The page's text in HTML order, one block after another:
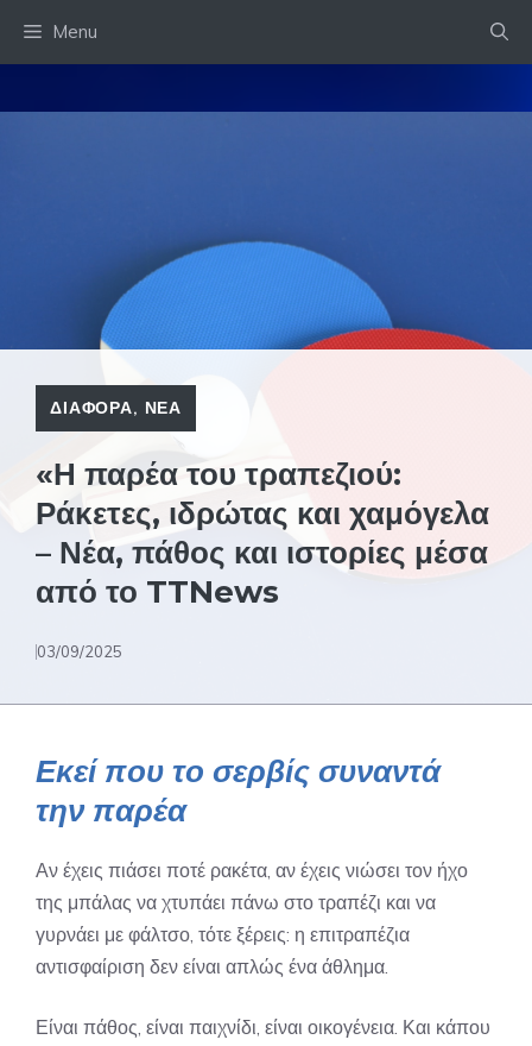
Menu
ΔΙΑΦΟΡΑ, ΝΕΑ
«Η παρέα του τραπεζιού:
Ράκετες, ιδρώτας και χαμόγελα
– Νέα, πάθος και ιστορίες μέσα
από το TTNews
03/09/2025
Εκεί που το σερβίς συναντά
την παρέα
Αν έχεις πιάσει ποτέ ρακέτα, αν έχεις νιώσει τον ήχο
της μπάλας να χτυπάει πάνω στο τραπέζι και να
γυρνάει με φάλτσο, τότε ξέρεις: η επιτραπέζια
αντισφαίριση δεν είναι απλώς ένα άθλημα.
Είναι πάθος, είναι παιχνίδι, είναι οικογένεια. Και κάπου